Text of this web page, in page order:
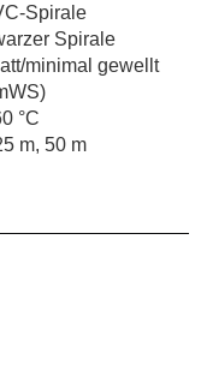
Spirale
Spirale
minimal gewellt
°C
m, 50 m